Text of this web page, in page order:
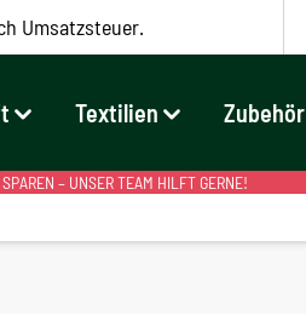
Umsatzsteuer.
Textilien Zubehör
– UNSER TEAM HILFT GERNE!